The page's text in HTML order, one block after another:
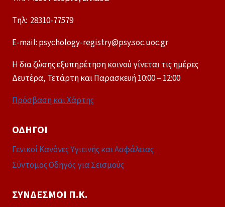
Tηλ: 28310-77579
E-mail: psychology-registry@psy.soc.uoc.gr
Η δια ζώσης εξυπηρέτηση κοινού γίνεται τις ημέρες
Δευτέρα, Τετάρτη και Παρασκευή 10:00 – 12:00
Πρόσβαση και Χάρτης
ΟΔΗΓΟΊ
Γενικοί Κανόνες Υγιεινής και Ασφάλειας
Σύντομος Οδηγός για Σεισμούς
ΣΎΝΔΕΣΜΟΙ Π.Κ.